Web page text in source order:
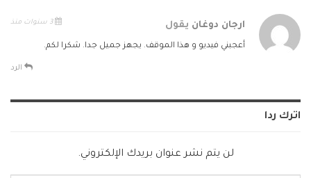
ارجان دوغان يقول 3 سنوات منذ
أعجبني فيديو و هذا الموقف. يجهز جميل جدا. شكرا لكم.
الرد
اترك ردا
لن يتم نشر عنوان بريدك الإلكتروني.